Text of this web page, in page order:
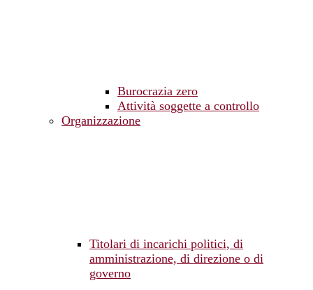
Burocrazia zero
Attività soggette a controllo
Organizzazione
Titolari di incarichi politici, di
amministrazione, di direzione o di
governo